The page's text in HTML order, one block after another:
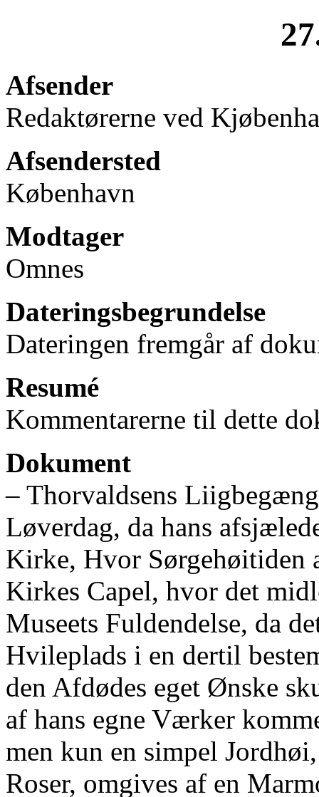
Afsender
Redaktørerne ved
Afsendersted
København
Modtager
Omnes
Dateringsbegrundelse
Dateringen fremgår af
Resumé
Kommentarerne til dette
Dokument
‒ Thorvaldsens
Løverdag, da hans
Kirke, Hvor Sørgehøitiden
Kirkes Capel, hvor det
Museets Fuldendelse, da
Hvileplads i en dertil
den Afdødes eget Ønske
af hans egne Værker
men kun en simpel
Roser, omgives af en